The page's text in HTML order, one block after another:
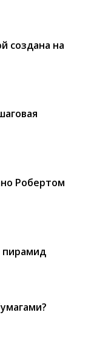
создана на
Робертом
пирамид